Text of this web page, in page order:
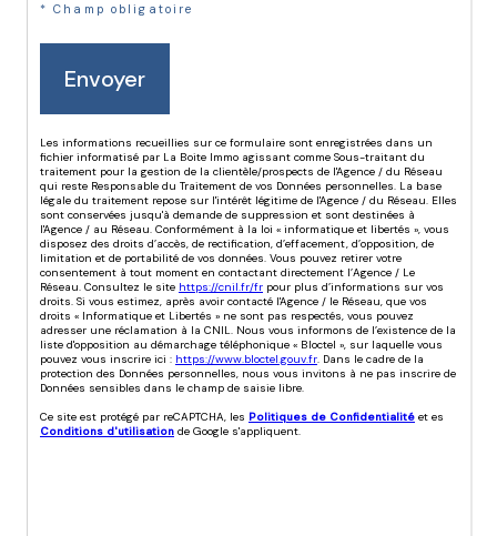
* Champ obligatoire
Envoyer
Les informations recueillies sur ce formulaire sont enregistrées dans un
fichier informatisé par La Boite Immo agissant comme Sous-traitant du
traitement pour la gestion de la clientèle/prospects de l'Agence / du Réseau
qui reste Responsable du Traitement de vos Données personnelles. La base
légale du traitement repose sur l'intérêt légitime de l'Agence / du Réseau. Elles
sont conservées jusqu'à demande de suppression et sont destinées à
l'Agence / au Réseau. Conformément à la loi « informatique et libertés », vous
disposez des droits d’accès, de rectification, d’effacement, d’opposition, de
limitation et de portabilité de vos données. Vous pouvez retirer votre
consentement à tout moment en contactant directement l’Agence / Le
Réseau. Consultez le site https://cnil.fr/fr pour plus d’informations sur vos
droits. Si vous estimez, après avoir contacté l'Agence / le Réseau, que vos
droits « Informatique et Libertés » ne sont pas respectés, vous pouvez
adresser une réclamation à la CNIL. Nous vous informons de l’existence de la
liste d'opposition au démarchage téléphonique « Bloctel », sur laquelle vous
pouvez vous inscrire ici : https://www.bloctel.gouv.fr. Dans le cadre de la
protection des Données personnelles, nous vous invitons à ne pas inscrire de
Données sensibles dans le champ de saisie libre.
Ce site est protégé par reCAPTCHA, les Politiques de Confidentialité et es
Conditions d'utilisation de Google s'appliquent.